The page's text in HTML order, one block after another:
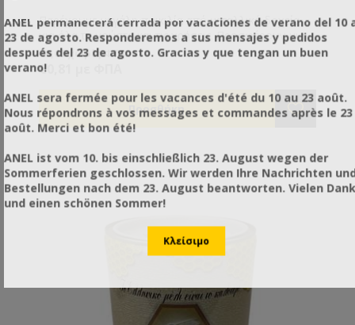
Παρέχουμε μεγάλη ποικιλία από μεταλλικά δοχεία
για όλα τα γούστα και τις χρήσεις. Προσφέρουν μια
διαφορετική και καλόγουστη παρουσίαση του
προϊόντος σας και είναι ιδανική λύση όταν θέλετε να
κινδυνεύουν από θραύση όπως τα γυάλινα.
€0,65 χωρίς ΦΠΑ
€0,81 με ΦΠΑ
ANEL permanecerá cerrada por vacaciones de verano del 10
23 de agosto. Responderemos a sus mensajes y pedidos
después del 23 de agosto. Gracias y que tengan un buen
verano!
ANEL sera fermée pour les vacances d'été du 10 au 23 août.
Nous répondrons à vos messages et commandes après le 23
août. Merci et bon été!
ANEL ist vom 10. bis einschließlich 23. August wegen der
Sommerferien geschlossen. Wir werden Ihre Nachrichten
Bestellungen nach dem 23. August beantworten. Vielen Dank
und einen schönen Sommer!